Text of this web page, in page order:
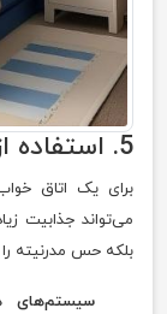
5. استفاده از فناوری‌های مدرن
برای یک اتاق
می‌تواند جذابیت
بلکه حس مدرنیته
سیستم‌های